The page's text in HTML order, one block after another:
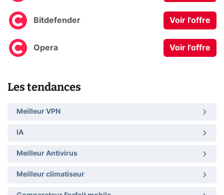
Bitdefender Voir l'offre
Opera Voir l'offre
Les tendances
Meilleur VPN
IA
Meilleur Antivirus
Meilleur climatiseur